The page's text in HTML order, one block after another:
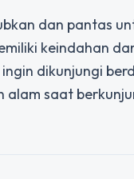
dan pantas
keindahan
dikunjungi
saat